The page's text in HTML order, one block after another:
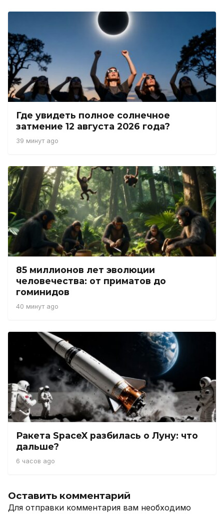
Где увидеть полное солнечное
затмение 12 августа 2026 года?
39 минут ago
85 миллионов лет эволюции
человечества: от приматов до
гоминидов
40 минут ago
Ракета SpaceX разбилась о Луну: что
дальше?
6 часов ago
Оставить комментарий
Для отправки комментария вам необходимо